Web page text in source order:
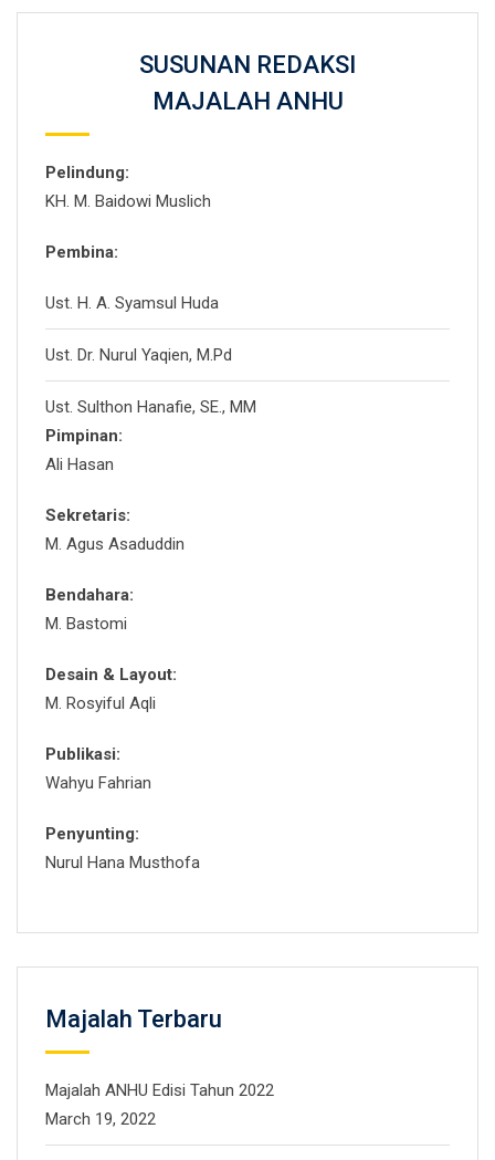
SUSUNAN REDAKSI
MAJALAH ANHU
Pelindung:
KH. M. Baidowi Muslich
Pembina:
Ust. H. A. Syamsul Huda
Ust. Dr. Nurul Yaqien, M.Pd
Ust. Sulthon Hanafie, SE., MM
Pimpinan:
Ali Hasan
Sekretaris:
M. Agus Asaduddin
Bendahara:
M. Bastomi
Desain & Layout:
M. Rosyiful Aqli
Publikasi:
Wahyu Fahrian
Penyunting:
Nurul Hana Musthofa
Majalah Terbaru
Majalah ANHU Edisi Tahun 2022
March 19, 2022